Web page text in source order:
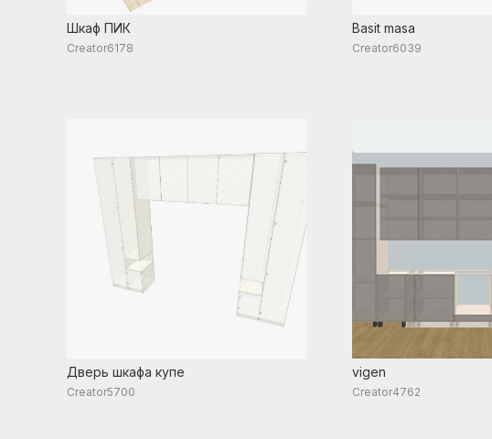
Шкаф ПИК
Creator6178
Basit masa
Creator6039
Дверь шкафа купе
Creator5700
vigen
Creator4762